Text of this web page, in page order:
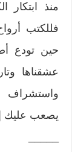
منذ ابتكار
فللكتب
حين تودع
عشقناها
واستشراف
يصعب عليك